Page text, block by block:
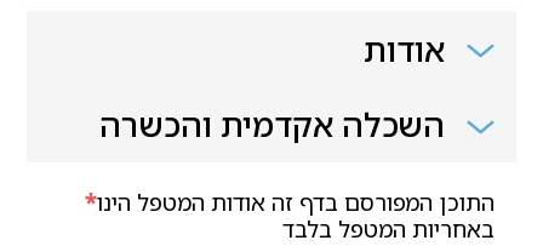
אודות
השכלה אקדמית והכשרה
*התוכן המפורסם בדף זה אודות המטפל הינו
באחריות המטפל בלבד